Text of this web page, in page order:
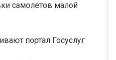
самолетов малой
портал Госуслуг